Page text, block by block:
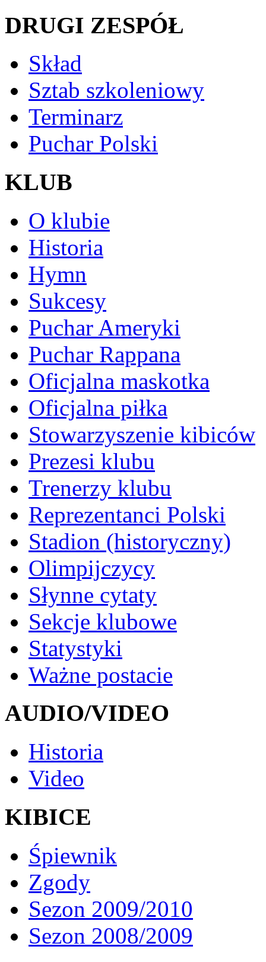
DRUGI ZESPÓŁ
Skład
Sztab szkoleniowy
Terminarz
Puchar Polski
KLUB
O klubie
Historia
Hymn
Sukcesy
Puchar Ameryki
Puchar Rappana
Oficjalna maskotka
Oficjalna piłka
Stowarzyszenie kibiców
Prezesi klubu
Trenerzy klubu
Reprezentanci Polski
Stadion (historyczny)
Olimpijczycy
Słynne cytaty
Sekcje klubowe
Statystyki
Ważne postacie
AUDIO/VIDEO
Historia
Video
KIBICE
Śpiewnik
Zgody
Sezon 2009/2010
Sezon 2008/2009